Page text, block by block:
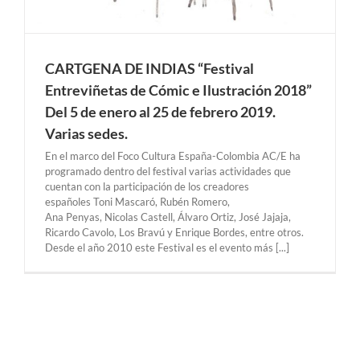
CARTGENA DE INDIAS “Festival
Entreviñetas de Cómic e Ilustración 2018”
Del 5 de enero al 25 de febrero 2019.
Varias sedes.
En el marco del Foco Cultura España-Colombia AC/E ha
programado dentro del festival varias actividades que
cuentan con la participación de los creadores
españoles Toni Mascaró, Rubén Romero,
Ana Penyas, Nicolas Castell, Álvaro Ortiz, José Jajaja,
Ricardo Cavolo, Los Bravú y Enrique Bordes, entre otros.
Desde el año 2010 este Festival es el evento más [...]